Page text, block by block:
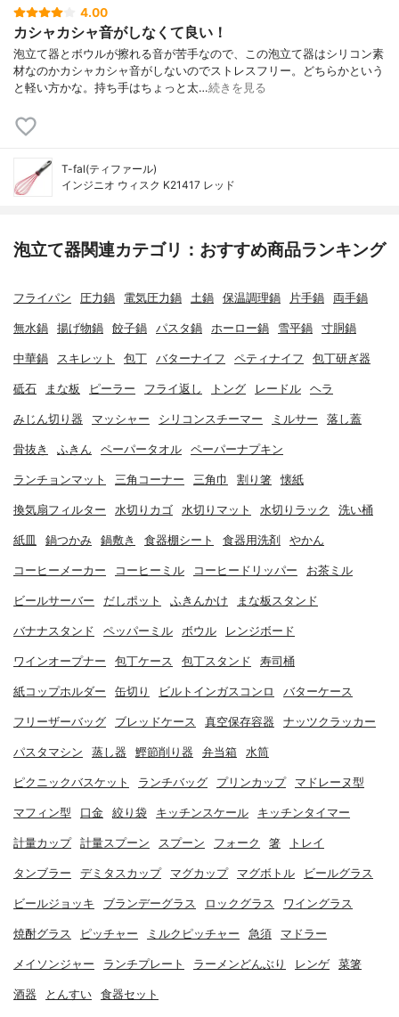
4.00
カシャカシャ音がしなくて良い！
泡立て器とボウルが擦れる音が苦手なので、この泡立て器はシリコン素
材なのかカシャカシャ音がしないのでストレスフリー。どちらかという
と軽い方かな。持ち手はちょっと太…続きを見る
T-fal(ティファール)
インジニオ ウィスク K21417 レッド
泡立て器関連カテゴリ：おすすめ商品ランキング
フライパン 圧力鍋 電気圧力鍋 土鍋 保温調理鍋 片手鍋 両手鍋
無水鍋 揚げ物鍋 餃子鍋 パスタ鍋 ホーロー鍋 雪平鍋 寸胴鍋
中華鍋 スキレット 包丁 バターナイフ ペティナイフ 包丁研ぎ器
砥石 まな板 ピーラー フライ返し トング レードル ヘラ
みじん切り器 マッシャー シリコンスチーマー ミルサー 落し蓋
骨抜き ふきん ペーパータオル ペーパーナプキン
ランチョンマット 三角コーナー 三角巾 割り箸 懐紙
換気扇フィルター 水切りカゴ 水切りマット 水切りラック 洗い桶
紙皿 鍋つかみ 鍋敷き 食器棚シート 食器用洗剤 やかん
コーヒーメーカー コーヒーミル コーヒードリッパー お茶ミル
ビールサーバー だしポット ふきんかけ まな板スタンド
バナナスタンド ペッパーミル ボウル レンジボード
ワインオープナー 包丁ケース 包丁スタンド 寿司桶
紙コップホルダー 缶切り ビルトインガスコンロ バターケース
フリーザーバッグ ブレッドケース 真空保存容器 ナッツクラッカー
パスタマシン 蒸し器 鰹節削り器 弁当箱 水筒
ピクニックバスケット ランチバッグ プリンカップ マドレーヌ型
マフィン型 口金 絞り袋 キッチンスケール キッチンタイマー
計量カップ 計量スプーン スプーン フォーク 箸 トレイ
タンブラー デミタスカップ マグカップ マグボトル ビールグラス
ビールジョッキ ブランデーグラス ロックグラス ワイングラス
焼酎グラス ピッチャー ミルクピッチャー 急須 マドラー
メイソンジャー ランチプレート ラーメンどんぶり レンゲ 菜箸
酒器 とんすい 食器セット